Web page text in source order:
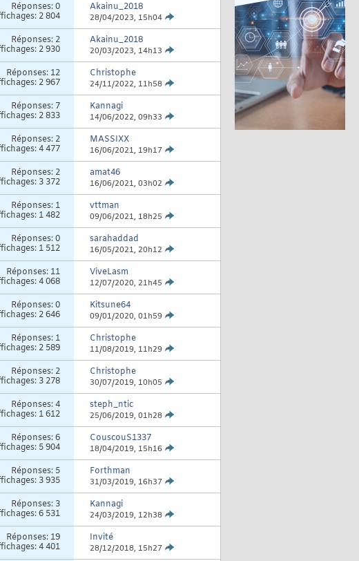
Réponses:0
2 804
Akainu_2018
28/04/2023, 15h04
Réponses: 2
2 930
Akainu_2018
20/03/2023, 14h13
Réponses: 12
2 967
Christophe
24/11/2022, 11h58
Réponses: 7
2 833
Kannagi
14/06/2022, 09h33
Réponses: 2
4 477
MASSIXX
16/06/2021, 19h17
Réponses: 2
3 372
amat46
16/06/2021, 03h02
Réponses: 1
1 482
vttman
09/06/2021, 18h25
Réponses:0
1 512
sarahaddad
16/05/2021, 20h12
Réponses: 11
4 068
ViveLasm
12/07/2020, 21h45
Réponses:0
2 646
Kitsune64
09/01/2020, 01h59
Réponses: 1
2 589
Christophe
11/08/2019, 11h29
Réponses: 2
3 278
Christophe
30/07/2019, 10h05
Réponses:4
1 612
steph_ntic
25/06/2019, 01h28
Réponses:6
5 904
CouscouS1337
18/04/2019, 15h16
Réponses: 5
3 935
Forthman
31/03/2019, 16h37
Réponses: 3
6 531
Kannagi
24/03/2019, 12h38
Réponses: 19
4 401
Invité
28/12/2018, 15h27